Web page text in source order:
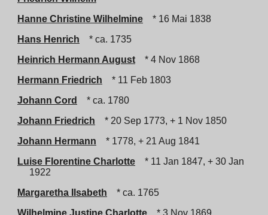
Hanne Christine Wilhelmine
* 16 Mai 1838
Hans Henrich
* ca. 1735
Heinrich Hermann August
* 4 Nov 1868
Hermann Friedrich
* 11 Feb 1803
Johann Cord
* ca. 1780
Johann Friedrich
* 20 Sep 1773, + 1 Nov 1850
Johann Hermann
* 1778, + 21 Aug 1841
Luise Florentine Charlotte
* 11 Jan 1847, + 30 Jan
1922
Margaretha Ilsabeth
* ca. 1765
Wilhelmine Justine Charlotte
* 3 Nov 1869